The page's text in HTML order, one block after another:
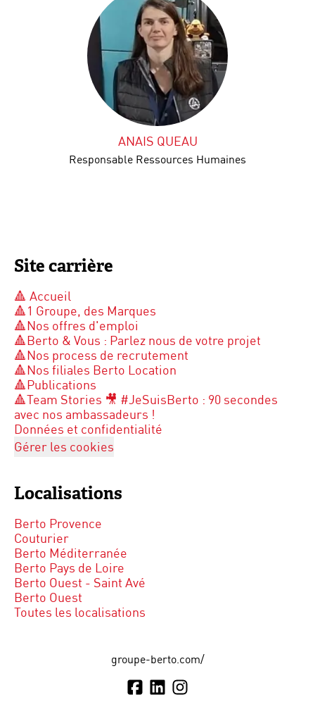
ANAIS QUEAU
Responsable Ressources Humaines
Site carrière
🔺 Accueil
🔺1 Groupe, des Marques
🔺Nos offres d'emploi
🔺Berto & Vous : Parlez nous de votre projet
🔺Nos process de recrutement
🔺Nos filiales Berto Location
🔺Publications
🔺Team Stories 🎥 #JeSuisBerto : 90 secondes
avec nos ambassadeurs !
Données et confidentialité
Gérer les cookies
Localisations
Berto Provence
Couturier
Berto Méditerranée
Berto Pays de Loire
Berto Ouest - Saint Avé
Berto Ouest
Toutes les localisations
groupe-berto.com/